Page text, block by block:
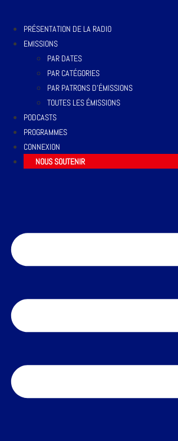
PRÉSENTATION DE LA RADIO
EMISSIONS
PAR DATES
PAR CATÉGORIES
PAR PATRONS D’ÉMISSIONS
TOUTES LES ÉMISSIONS
PODCASTS
PROGRAMMES
CONNEXION
NOUS SOUTENIR